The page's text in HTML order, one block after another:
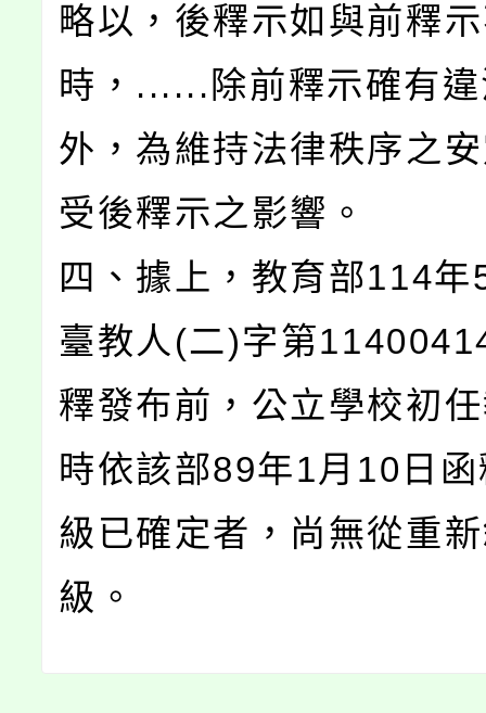
略以，後釋示如與前釋
時，......除前釋示確有
外，為維持法律秩序之
受後釋示之影響。
四、據上，教育部114年
臺教人(二)字第
釋發布前，公立學校初
時依該部89年1月10日
級已確定者，尚無從重
級。